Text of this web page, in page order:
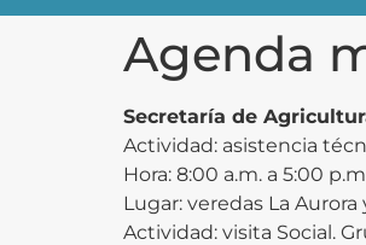
Agenda
Secretaría de
Actividad: asistencia
Hora: 8:00 a.m. a 5:00
Lugar: veredas La Aurora
Actividad: visita Social.